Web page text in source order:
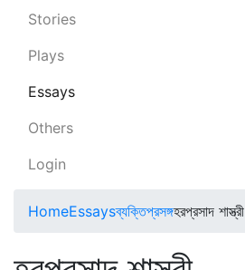
Stories
Plays
Essays
Others
Login
HomeEssaysব্যক্তিপ্রসঙ্গহরপ্রসাদ শাস্ত্রী